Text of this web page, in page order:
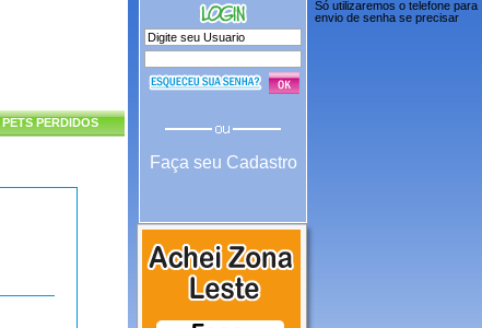
PETS PERDIDOS
Faça seu Cadastro
Só utilizaremos o telefone para
envio de senha se precisar